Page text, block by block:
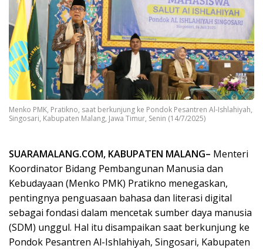
Menko PMK, Pratikno, saat berkunjung ke Pondok Pesantren Al-Ishlahiyah,
Singosari, Kabupaten Malang, Jawa Timur, Senin (14/7/2025)
SUARAMALANG.COM, KABUPATEN MALANG– Menteri
Koordinator Bidang Pembangunan Manusia dan
Kebudayaan (Menko PMK) Pratikno menegaskan,
pentingnya penguasaan bahasa dan literasi digital
sebagai fondasi dalam mencetak sumber daya manusia
(SDM) unggul. Hal itu disampaikan saat berkunjung ke
Pondok Pesantren Al-Ishlahiyah, Singosari, Kabupaten